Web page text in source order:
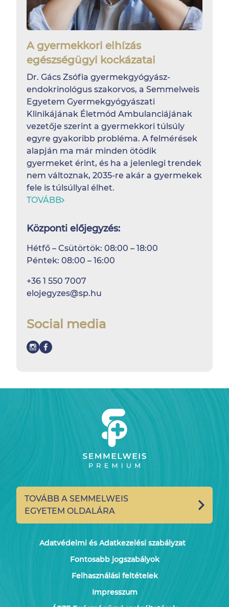
A gyermekkori elhízás
egészségügyi kockázatai
Dr. Gács Zsófia gyermekgyógyász-
endokrinológus szakorvos, a Semmelweis
Egyetem Gyermekgyógyászati
Klinikájának Életmód Ambulanciájának
vezetője szerint a gyermekkori túlsúly
egyre gyakoribb probléma. A felmérések
alapján ma már minden ötödik
gyermeket érint, és ha a jelenlegi trendek
nem változnak, 2035-re akár a gyermekek
fele is túlsúllyal élhet.
TOVÁBB
Központi előjegyzés:
Hétfő – Csütörtök: 08:00 – 18:00
Péntek: 08:00 – 16:00
+36 1 550 7007
elojegyzes@sp.hu
Social media
TOVÁBB A SEMMELWEIS
EGYETEM OLDALÁRA
Adatvédelmi és Adatkezelési szabályzat
Fontosabb jogszabályok
Felhasználási feltételek
Impresszum